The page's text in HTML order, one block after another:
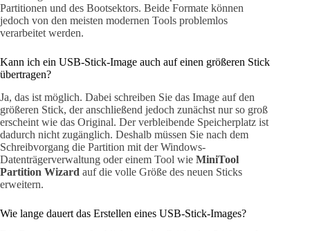
Partitionen und des Bootsektors. Beide Formate können
jedoch von den meisten modernen Tools problemlos
verarbeitet werden.
Kann ich ein USB-Stick-Image auch auf einen größeren Stick
übertragen?
Ja, das ist möglich. Dabei schreiben Sie das Image auf den
größeren Stick, der anschließend jedoch zunächst nur so groß
erscheint wie das Original. Der verbleibende Speicherplatz ist
dadurch nicht zugänglich. Deshalb müssen Sie nach dem
Schreibvorgang die Partition mit der Windows-
Datenträgerverwaltung oder einem Tool wie MiniTool
Partition Wizard auf die volle Größe des neuen Sticks
erweitern.
Wie lange dauert das Erstellen eines USB-Stick-Images?